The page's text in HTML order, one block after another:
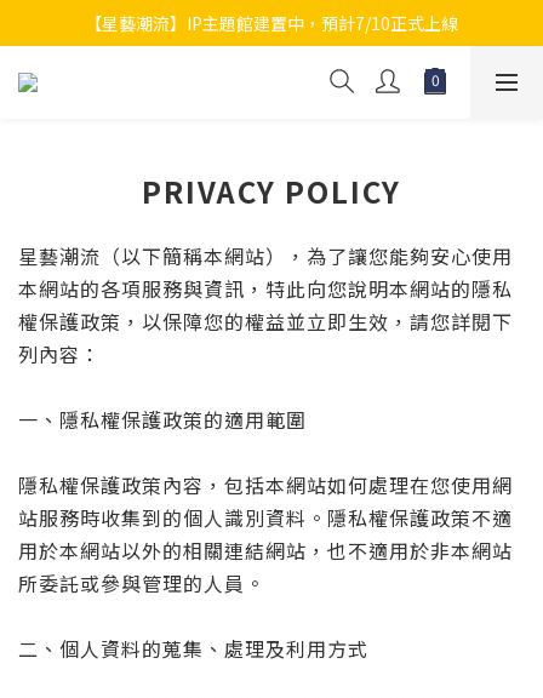
【星藝潮流】IP主題館建置中，預計7/10正式上線
PRIVACY POLICY
星藝潮流（以下簡稱本網站），為了讓您能夠安心使用
本網站的各項服務與資訊，特此向您說明本網站的隱私
權保護政策，以保障您的權益並立即生效，請您詳閱下
列內容：
一、隱私權保護政策的適用範圍
隱私權保護政策內容，包括本網站如何處理在您使用網
站服務時收集到的個人識別資料。隱私權保護政策不適
用於本網站以外的相關連結網站，也不適用於非本網站
所委託或參與管理的人員。
二、個人資料的蒐集、處理及利用方式